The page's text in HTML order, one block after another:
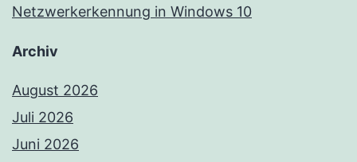
Netzwerkerkennung in Windows 10
Archiv
August 2026
Juli 2026
Juni 2026